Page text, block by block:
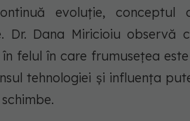
evoluție, conceptul
Dr. Dana Miricioiu observă
felul în care frumusețea
tehnologiei și influența